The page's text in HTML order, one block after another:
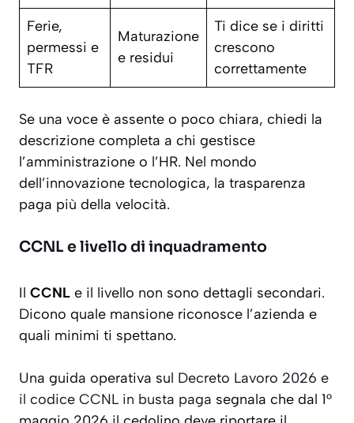
Ferie,
permessi e
TFR
Maturazione
e residui
Ti dice se i diritti
crescono
correttamente
Se una voce è assente o poco chiara, chiedi la
descrizione completa a chi gestisce
l’amministrazione o l’HR. Nel mondo
dell’innovazione tecnologica, la trasparenza
paga più della velocità.
CCNL e livello di inquadramento
Il CCNL e il livello non sono dettagli secondari.
Dicono quale mansione riconosce l’azienda e
quali minimi ti spettano.
Una guida operativa sul Decreto Lavoro 2026 e
il codice CCNL in busta paga segnala che dal 1°